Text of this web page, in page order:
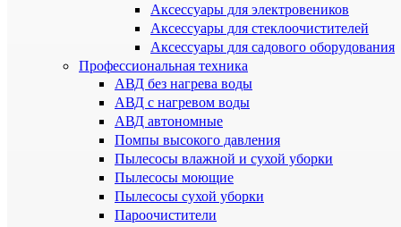
Аксессуары для электровеников
Аксессуары для стеклоочистителей
Аксессуары для садового оборудования
Профессиональная техника
АВД без нагрева воды
АВД с нагревом воды
АВД автономные
Помпы высокого давления
Пылесосы влажной и сухой уборки
Пылесосы моющие
Пылесосы сухой уборки
Пароочистители